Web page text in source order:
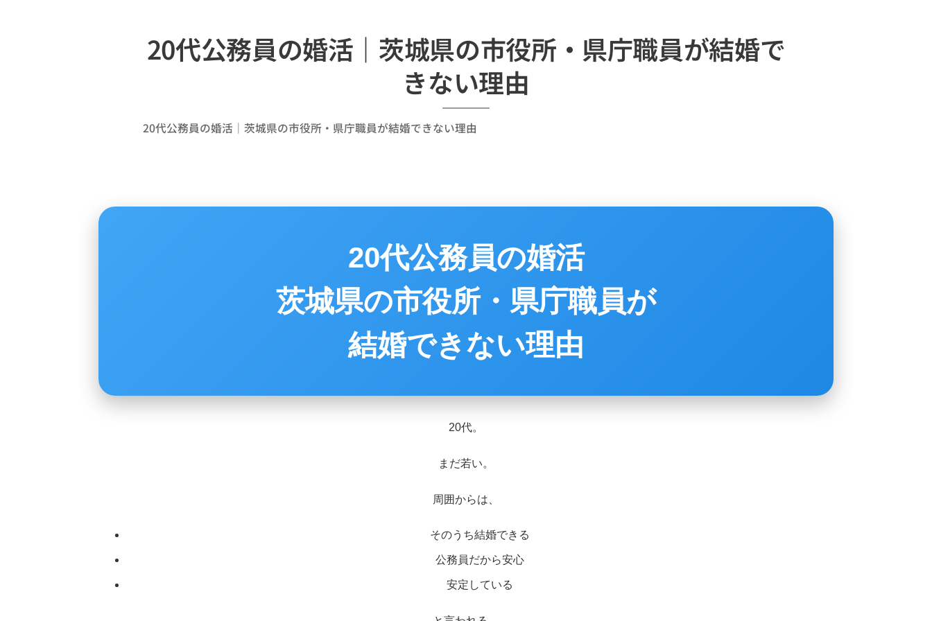
20代公務員の婚活｜茨城県の市役所・県庁職員が結婚で
きない理由
20代公務員の婚活｜茨城県の市役所・県庁職員が結婚できない理由
20代公務員の婚活
茨城県の市役所・県庁職員が
結婚できない理由
20代。
まだ若い。
周囲からは、
そのうち結婚できる
公務員だから安心
安定している